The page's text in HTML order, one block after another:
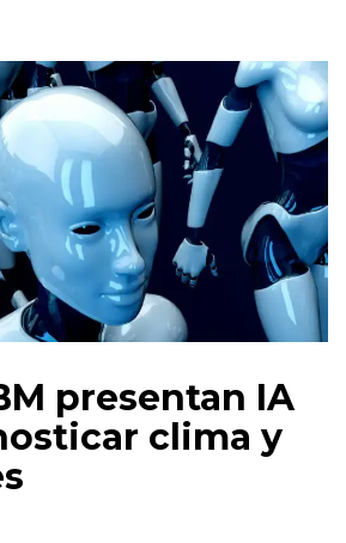
presentan IA
clima y